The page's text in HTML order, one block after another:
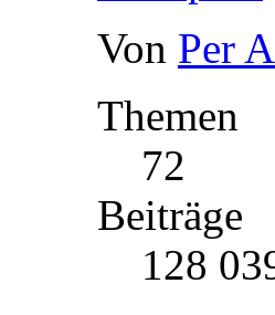
Von Per
Themen
72
Beiträge
128